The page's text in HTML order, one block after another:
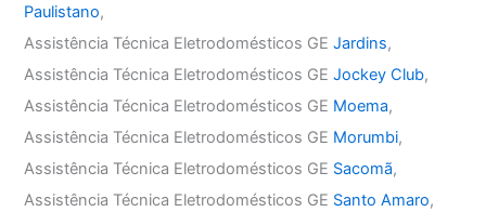
Paulistano,
Assistência Técnica Eletrodomésticos GEJardins,
Assistência Técnica Eletrodomésticos GEJockey Club,
Assistência Técnica Eletrodomésticos GE Moema,
Assistência Técnica Eletrodomésticos GE Morumbi,
Assistência Técnica Eletrodomésticos GE Sacomã,
Assistência Técnica Eletrodomésticos GE Santo Amaro,